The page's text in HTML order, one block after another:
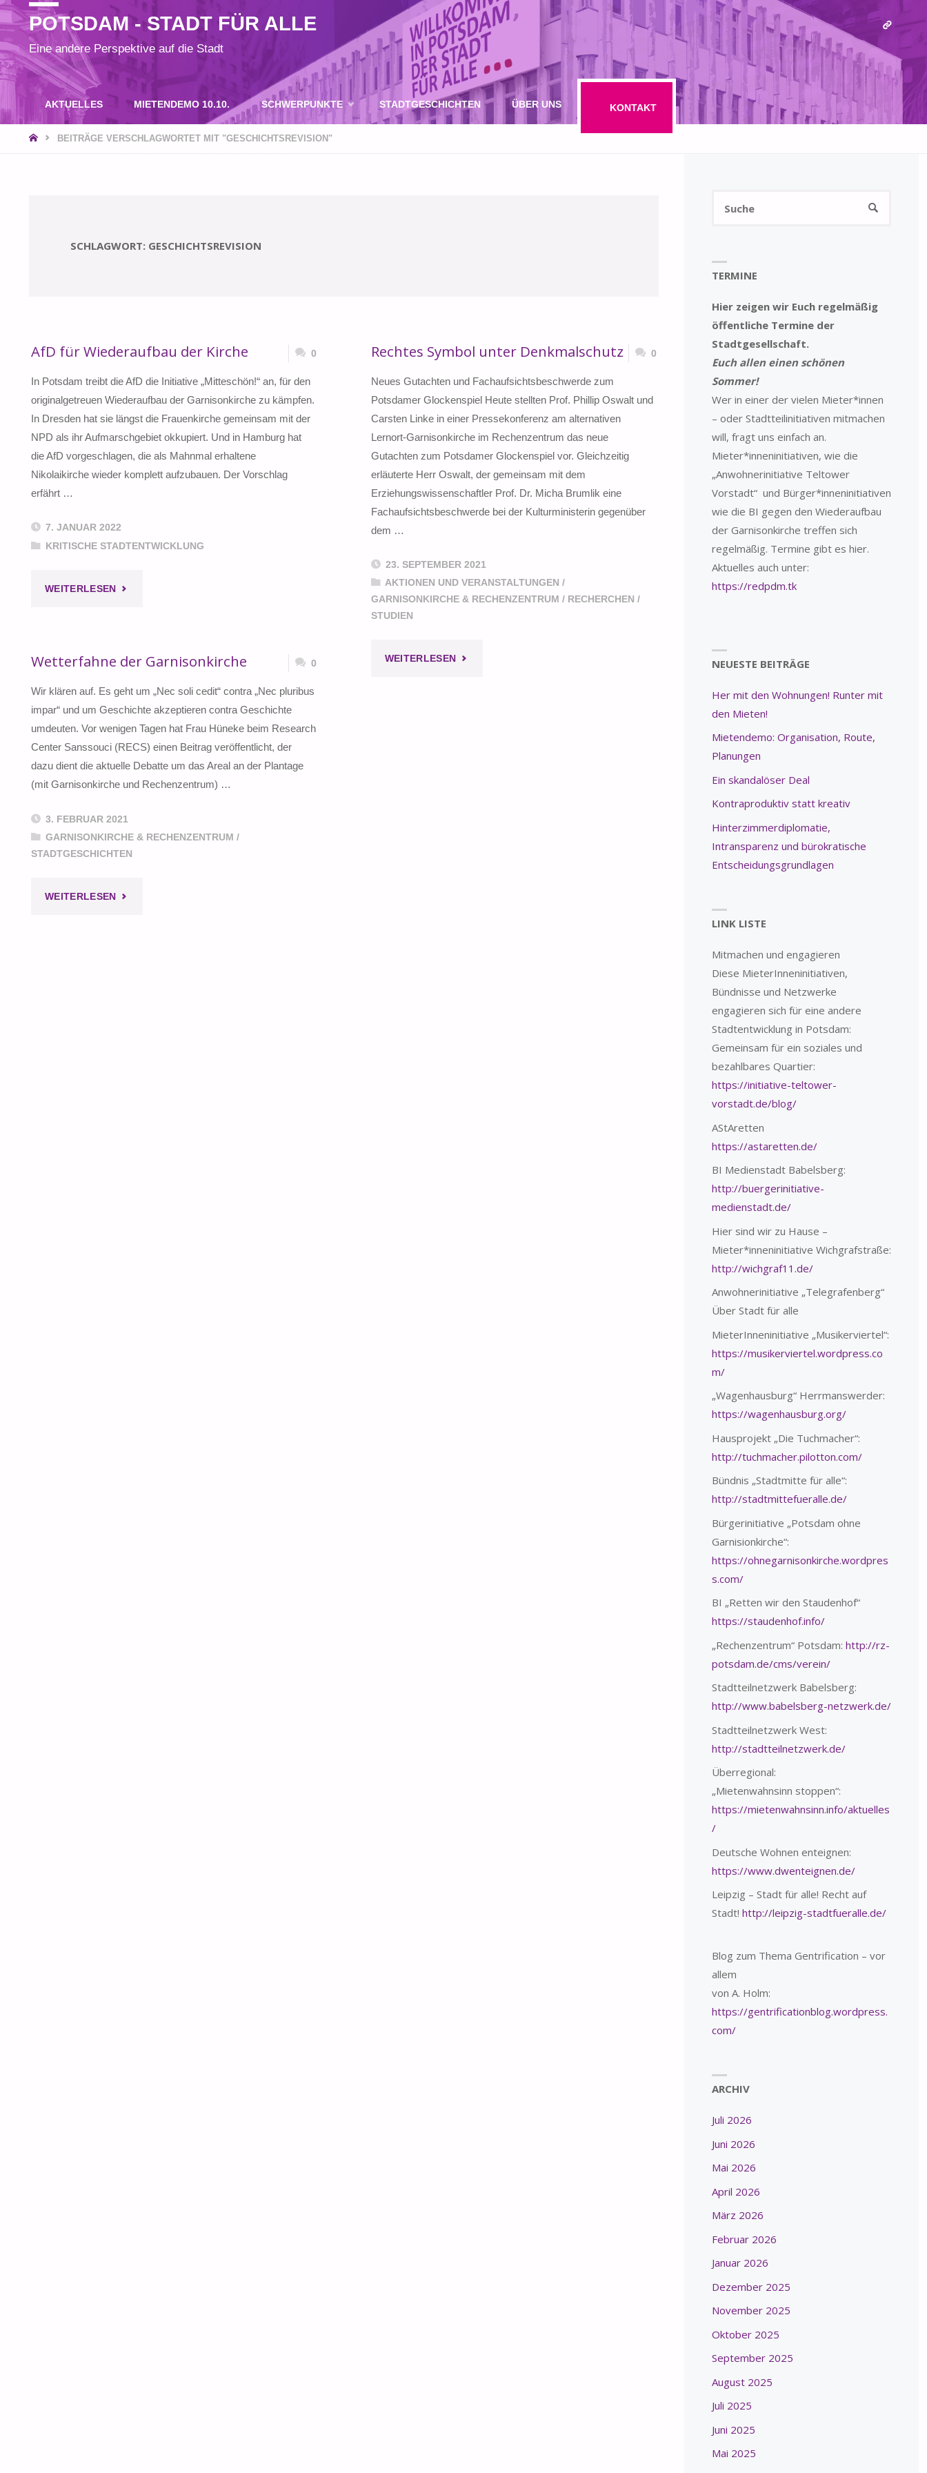
POTSDAM - STADT FÜR ALLE
Eine andere Perspektive auf die Stadt
AKTUELLES MIETENDEMO 10.10. SCHWERPUNKTE STADTGESCHICHTEN ÜBER UNS KONTAKT
STARTBEITRÄGE VERSCHLAGWORTET MIT "GESCHICHTSREVISION"
SCHLAGWORT: GESCHICHTSREVISION
AfD für Wiederaufbau der Kirche 0
In Potsdam treibt die AfD die Initiative „Mitteschön!“ an, für den
originalgetreuen Wiederaufbau der Garnisonkirche zu kämpfen.
In Dresden hat sie längst die Frauenkirche gemeinsam mit der
NPD als ihr Aufmarschgebiet okkupiert. Und in Hamburg hat
die AfD vorgeschlagen, die als Mahnmal erhaltene
Nikolaikirche wieder komplett aufzubauen. Der Vorschlag
erfährt …
7. JANUAR 2022
KRITISCHE STADTENTWICKLUNG
WEITERLESEN"AFD
KIRCHE"
Rechtes Symbol unter Denkmalschutz 0
Neues Gutachten und Fachaufsichtsbeschwerde zum
Potsdamer Glockenspiel Heute stellten Prof. Phillip Oswalt und
Carsten Linke in einer Pressekonferenz am alternativen
Lernort-Garnisonkirche im Rechenzentrum das neue
Gutachten zum Potsdamer Glockenspiel vor. Gleichzeitig
erläuterte Herr Oswalt, der gemeinsam mit dem
Erziehungswissenschaftler Prof. Dr. Micha Brumlik eine
Fachaufsichtsbeschwerde bei der Kulturministerin gegenüber
dem …
23. SEPTEMBER 2021
AKTIONEN UND VERANSTALTUNGEN /
GARNISONKIRCHE & RECHENZENTRUM / RECHERCHEN /
STUDIEN
WEITERLESEN"RECHTES
Wetterfahne der Garnisonkirche 0
Wir klären auf. Es geht um „Nec soli cedit“ contra „Nec pluribus
impar“ und um Geschichte akzeptieren contra Geschichte
umdeuten. Vor wenigen Tagen hat Frau Hüneke beim Research
Center Sanssouci (RECS) einen Beitrag veröffentlicht, der
dazu dient die aktuelle Debatte um das Areal an der Plantage
(mit Garnisonkirche und Rechenzentrum) …
3. FEBRUAR 2021
GARNISONKIRCHE & RECHENZENTRUM /
STADTGESCHICHTEN
WEITERLESEN"WETTERFAHNE
SUCHE
TERMINE
Hier zeigen wir Euch regelmäßig
öffentliche Termine der
Stadtgesellschaft.
Euch allen einen schönen
Sommer!
Wer in einer der vielen Mieter*innen
– oder Stadtteilinitiativen mitmachen
will, fragt uns einfach an.
Mieter*inneninitiativen, wie die
„Anwohnerinitiative Teltower
Vorstadt“ und Bürger*inneninitiativen
wie die BI gegen den Wiederaufbau
der Garnisonkirche treffen sich
regelmäßig. Termine gibt es hier.
Aktuelles auch unter:
https://redpdm.tk
NEUESTE BEITRÄGE
Her mit den Wohnungen! Runter mit
den Mieten!
Mietendemo: Organisation, Route,
Planungen
Ein skandalöser Deal
Kontraproduktiv statt kreativ
Hinterzimmerdiplomatie,
Intransparenz und bürokratische
Entscheidungsgrundlagen
LINK LISTE
Mitmachen und engagieren
Diese MieterInneninitiativen,
Bündnisse und Netzwerke
engagieren sich für eine andere
Stadtentwicklung in Potsdam:
Gemeinsam für ein soziales und
bezahlbares Quartier:
https://initiative-teltower-
vorstadt.de/blog/
AStAretten
https://astaretten.de/
BI Medienstadt Babelsberg:
http://buergerinitiative-
medienstadt.de/
Hier sind wir zu Hause –
Mieter*inneninitiative Wichgrafstraße:
http://wichgraf11.de/
Anwohnerinitiative „Telegrafenberg“
Über Stadt für alle
MieterInneninitiative „Musikerviertel“:
https://musikerviertel.wordpress.co
m/
„Wagenhausburg“ Herrmanswerder:
https://wagenhausburg.org/
Hausprojekt „Die Tuchmacher“:
http://tuchmacher.pilotton.com/
Bündnis „Stadtmitte für alle“:
http://stadtmittefueralle.de/
Bürgerinitiative „Potsdam ohne
Garnisionkirche“:
https://ohnegarnisonkirche.wordpres
s.com/
BI „Retten wir den Staudenhof“
https://staudenhof.info/
„Rechenzentrum“ Potsdam: http://rz-
potsdam.de/cms/verein/
Stadtteilnetzwerk Babelsberg:
http://www.babelsberg-netzwerk.de/
Stadtteilnetzwerk West:
http://stadtteilnetzwerk.de/
Überregional:
„Mietenwahnsinn stoppen“:
https://mietenwahnsinn.info/aktuelles
/
Deutsche Wohnen enteignen:
https://www.dwenteignen.de/
Leipzig – Stadt für alle! Recht auf
Stadt! http://leipzig-stadtfueralle.de/
Blog zum Thema Gentrification – vor
allem
von A. Holm:
https://gentrificationblog.wordpress.
com/
ARCHIV
Juli 2026
Juni 2026
Mai 2026
April 2026
März 2026
Februar 2026
Januar 2026
Dezember 2025
November 2025
Oktober 2025
September 2025
August 2025
Juli 2025
Juni 2025
Mai 2025